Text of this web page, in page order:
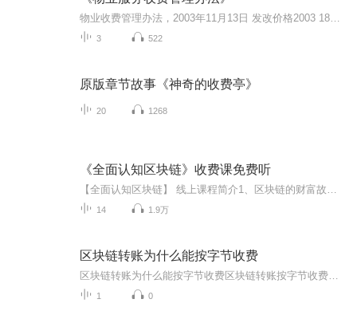
3 522
原版章节故事《神奇的收费亭》
20 1268
《全面认知区块链》收费课免费听
14 1.9万
区块链转账为什么能按字节收费
1 0